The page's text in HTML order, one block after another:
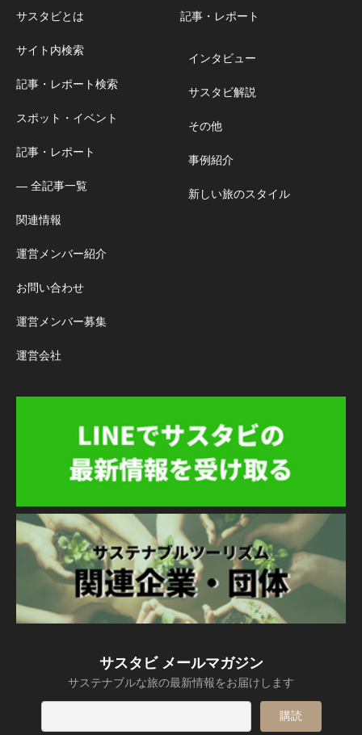
サスタビとは
サイト内検索
記事・レポート検索
スポット・イベント
記事・レポート
― 全記事一覧
関連情報
運営メンバー紹介
お問い合わせ
運営メンバー募集
運営会社
記事・レポート
インタビュー
サスタビ解説
その他
事例紹介
新しい旅のスタイル
サスタビ メールマガジン
サステナブルな旅の最新情報をお届けします